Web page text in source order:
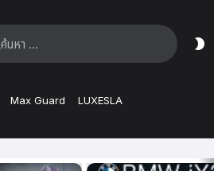
Max Guard LUXESLA